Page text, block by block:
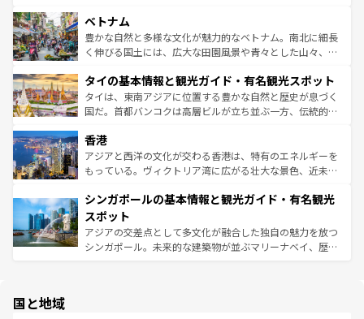
参照してほしい。
容にもいいと評判のスイーツなど、バラエティ豊かな料理
が味わえる。 なお、新着の台湾情報は コンテンツ一覧を参
照してほしい。
き、地方に足を延ばせば四季折々の自然美を楽しむことが
できる。そして、キムチや焼肉、絶品のストリートフード
まで、さまざまな韓国料理が待っている。夜には、韓国な
リティに包まれながら、韓国の多彩な魅力を心ゆくまで味
わってみてほしい。 なお、新着の韓国情報はコンテンツ一
覧を参照してほしい。
ベトナム
豊かな自然と多様な文化が魅力的なベトナム。南北に細長
く伸びる国土には、広大な田園風景や青々とした山々、世
急速な発展と共に伝統が息づく。ハノイの古い町並みやホ
ーチミン市のフランス統治時代の建物も、独特の雰囲気を
醸し出している。また、バラエティの豊かさとおいしさで
とつ。フォーやバインミー、ベトナムコーヒーなどは、ぜ
ひ現地で味わいたい。どの地域を訪れてもあたたかい人々
が旅行者を迎えてくれるので、きっと忘れられない旅にな
参照してほしい。
タイの基本情報と観光ガイド・有名観光スポット
タイは、東南アジアに位置する豊かな自然と歴史が息づく
国だ。首都バンコクは高層ビルが立ち並ぶ一方、伝統的な
の活気が交差している。北部ではチェンマイなどの山岳地
帯で自然と触れ合い、南部ではプーケットやクラビの美し
いビーチでリゾート気分を楽しむことができる。タイ料理
激する。気候は一年中温暖で、どの季節にも異なる楽しみ
が待っている。親しみやすいタイの人々、仏教を中心とし
た文化、そして多様な観光資源が、訪れる旅人を魅了し続
ける。 なお、新着のタイ情報はコンテンツ一覧を参照して
香港
アジアと西洋の文化が交わる香港は、特有のエネルギーを
もっている。ヴィクトリア湾に広がる壮大な景色、近未来
み、どこを訪れても感動するはず。観光スポットが密集し
ており、効率よく見どころを回れるのも魅力。息をのむよ
うな絶景から文化的な体験まで、香港を存分に楽しみ尽く
そう。 なお、新着の香港情報はコンテンツ一覧を参照して
シンガポールの基本情報と観光ガイド・有名観光
スポット
アジアの交差点として多文化が融合した独自の魅力を放つ
シンガポール。未来的な建築物が並ぶマリーナベイ、歴史
国と地域